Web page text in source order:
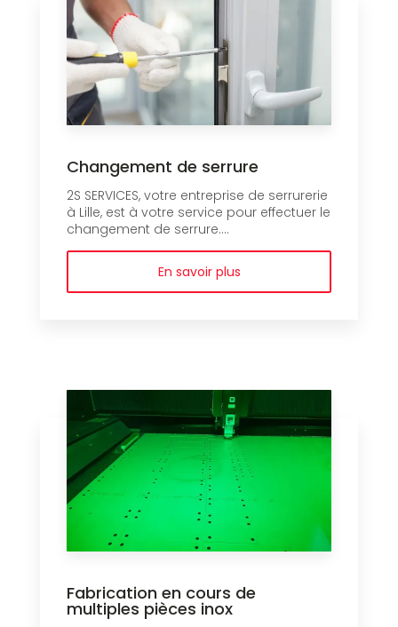
Changement de serrure
2S SERVICES, votre entreprise de serrurerie
à Lille, est à votre service pour effectuer le
changement de serrure....
En savoir plus
Fabrication en cours de
multiples pièces inox